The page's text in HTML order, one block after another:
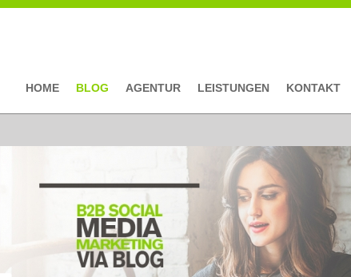
HOME BLOG AGENTUR LEISTUNGEN KONTAKT